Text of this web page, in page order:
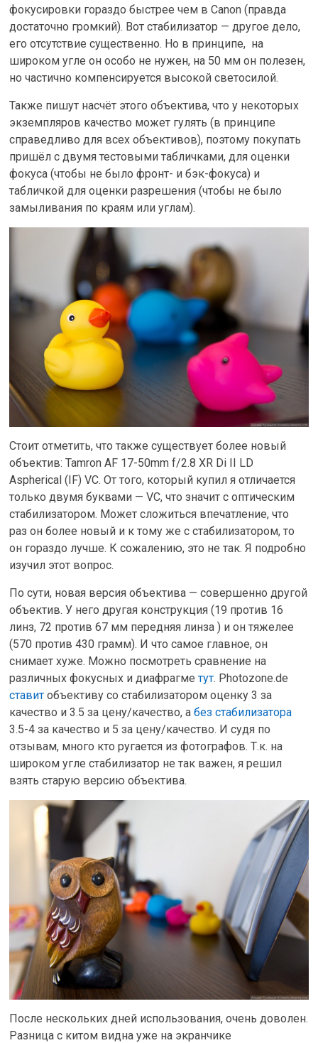
фокусировки гораздо быстрее чем в Canon (правда
достаточно громкий). Вот стабилизатор — другое дело,
его отсутствие существенно. Но в принципе, на
широком угле он особо не нужен, на 50 мм он полезен,
но частично компенсируется высокой светосилой.
Также пишут насчёт этого объектива, что у некоторых
экземпляров качество может гулять (в принципе
справедливо для всех объективов), поэтому покупать
пришёл с двумя тестовыми табличками, для оценки
фокуса (чтобы не было фронт- и бэк-фокуса) и
табличкой для оценки разрешения (чтобы не было
замыливания по краям или углам).
Стоит отметить, что также существует более новый
объектив: Tamron AF 17-50mm f/2.8 XR Di II LD
Aspherical (IF) VC. От того, который купил я отличается
только двумя буквами — VC, что значит с оптическим
стабилизатором. Может сложиться впечатление, что
раз он более новый и к тому же с стабилизатором, то
он гораздо лучше. К сожалению, это не так. Я подробно
изучил этот вопрос.
По сути, новая версия объектива — совершенно другой
объектив. У него другая конструкция (19 против 16
линз, 72 против 67 мм передняя линза ) и он тяжелее
(570 против 430 грамм). И что самое главное, он
снимает хуже. Можно посмотреть сравнение на
различных фокусных и диафрагметут. Photozone.de
ставит объективу со стабилизатором оценку 3 за
качество и 3.5 за цену/качество, абез стабилизатора
3.5-4 за качество и 5 за цену/качество. И судя по
отзывам, много кто ругается из фотографов. Т.к. на
широком угле стабилизатор не так важен, я решил
взять старую версию объектива.
После нескольких дней использования, очень доволен.
Разница с китом видна уже на экранчике